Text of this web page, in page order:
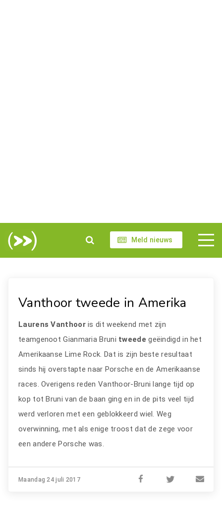
Meld nieuws
Vanthoor tweede in Amerika
Laurens Vanthooris dit weekend met zijn
teamgenoot Gianmaria Bruni tweede geëindigd in het
Amerikaanse Lime Rock. Dat is zijn beste resultaat
sinds hij overstapte naar Porsche en de Amerikaanse
races. Overigens reden Vanthoor-Bruni lange tijd op
kop tot Bruni van de baan ging en in de pits veel tijd
werd verloren met een geblokkeerd wiel. Weg
overwinning, met als enige troost dat de zege voor
een andere Porsche was.
Maandag 24 juli 2017